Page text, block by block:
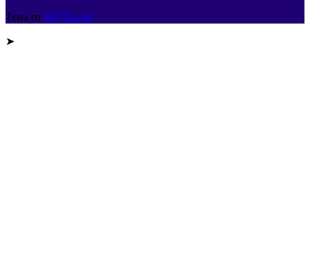
Тема от WP Puzzle
➤